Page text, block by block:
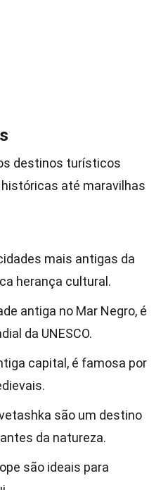
destinos turísticos
até maravilhas
mais antigas da
herança cultural.
antiga no Mar Negro, é
da UNESCO.
capital, é famosa por
são um destino
da natureza.
são ideais para